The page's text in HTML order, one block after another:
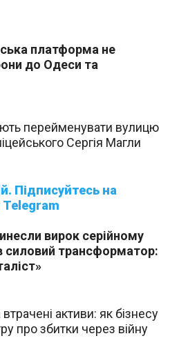
Telegram
платформа не
до Одеси та
перейменувати вулицю
Сергія Магли
силовий трансформатор:
активи: як бізнесу
про збитки через війну